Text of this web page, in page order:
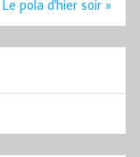
Le pola d'hier soir »